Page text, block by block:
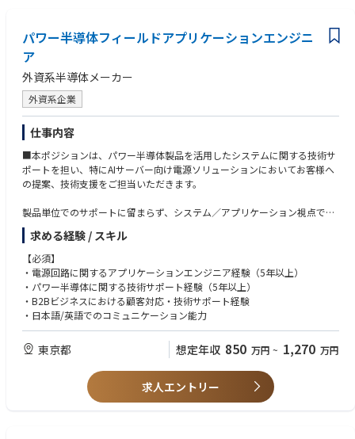
パワー半導体フィールドアプリケーションエンジニ
ア
外資系半導体メーカー
外資系企業
仕事内容
■本ポジションは、パワー半導体製品を活用したシステムに関する技術サ
ポートを担い、特にAIサーバー向け電源ソリューションにおいてお客様へ
の提案、技術支援をご担当いただきます。
製品単位でのサポートに留まらず、システム／アプリケーション視点での
技術提案や課題解決を行い、開発チームと連携しながら顧客の設計・開発
を支援することが求められます。
現在急速に拡大する AI データセンターに関連するパワー半 導体の技術サ
ポートがメイン担当業務となりますので、インフィニオンの主力事業の拡
大 に直接貢献いただけるポジションです。
求める経験 / スキル
【必須】
・電源回路に関するアプリケーションエンジニア経験（5年以上）
・パワー半導体に関する技術サポート経験（5年以上）
・B2Bビジネスにおける顧客対応・技術サポート経験
・日本語/英語でのコミュニケーション能力
東京都 想定年収 850 万円 ~ 1,270 万円
求人エントリー